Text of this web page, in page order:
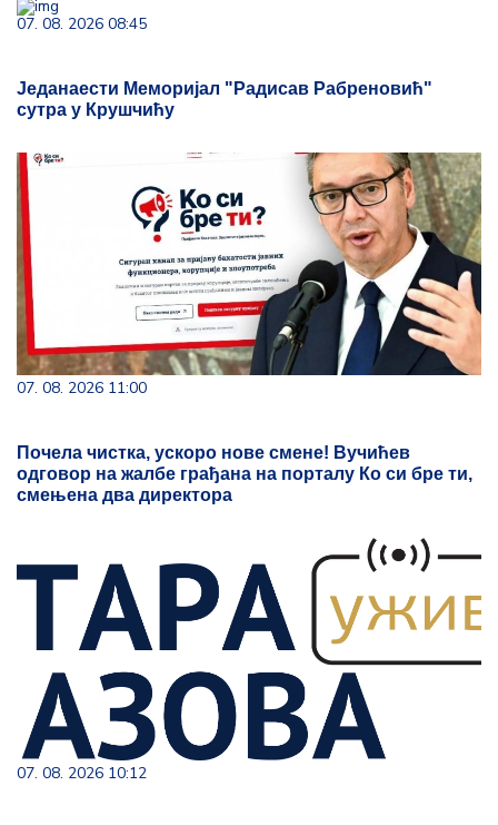
07. 08. 2026 08:45
Једанаести Меморијал "Радисав Рабреновић"
сутра у Крушчићу
07. 08. 2026 11:00
Почела чистка, ускоро нове смене! Вучићев
одговор на жалбе грађана на порталу Ко си бре ти,
смењена два директора
07. 08. 2026 10:12